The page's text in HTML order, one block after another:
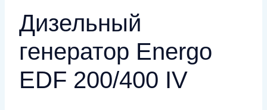
Дизельный
генератор Energo
EDF 200/400 IV